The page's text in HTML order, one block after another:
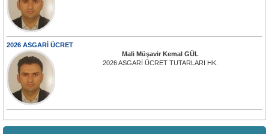
2026 ASGARİ ÜCRET
Mali Müşavir Kemal GÜL
2026 ASGARİ ÜCRET TUTARLARI HK.